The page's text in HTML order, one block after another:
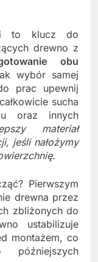
to klucz do
drewno z
obu
wybór samej
prac upewnij
sucha
oraz innych
materiał
jeśli nałożymy
Pierwszym
drewna przez
zbliżonych do
ustabilizuje
montażem, co
późniejszych